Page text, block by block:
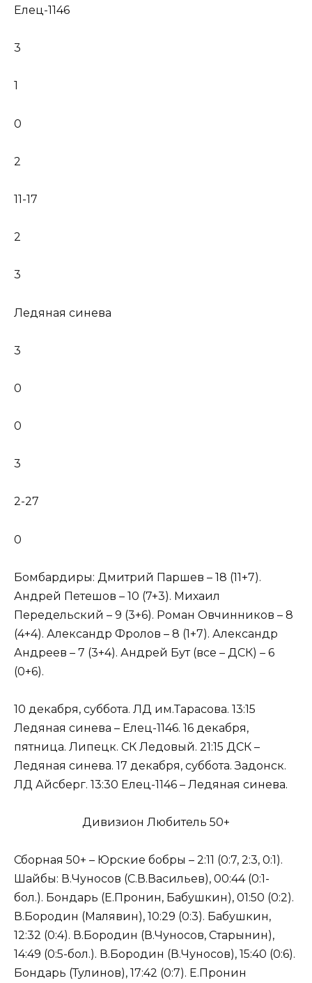
Елец-1146
3
1
0
2
11-17
2
3
Ледяная синева
3
0
0
3
2-27
0
Бомбардиры: Дмитрий Паршев – 18 (11+7).
Андрей Петешов – 10 (7+3). Михаил
Передельский – 9 (3+6). Роман Овчинников – 8
(4+4). Александр Фролов – 8 (1+7). Александр
Андреев – 7 (3+4). Андрей Бут (все – ДСК) – 6
(0+6).
10 декабря, суббота. ЛД им.Тарасова. 13:15
Ледяная синева – Елец-1146. 16 декабря,
пятница. Липецк. СК Ледовый. 21:15 ДСК –
Ледяная синева. 17 декабря, суббота. Задонск.
ЛД Айсберг. 13:30 Елец-1146 – Ледяная синева.
Дивизион Любитель 50+
Сборная 50+ – Юрские бобры – 2:11 (0:7, 2:3, 0:1).
Шайбы: В.Чуносов (С.В.Васильев), 00:44 (0:1-
бол.). Бондарь (Е.Пронин, Бабушкин), 01:50 (0:2).
В.Бородин (Малявин), 10:29 (0:3). Бабушкин,
12:32 (0:4). В.Бородин (В.Чуносов, Старынин),
14:49 (0:5-бол.). В.Бородин (В.Чуносов), 15:40 (0:6).
Бондарь (Тулинов), 17:42 (0:7). Е.Пронин